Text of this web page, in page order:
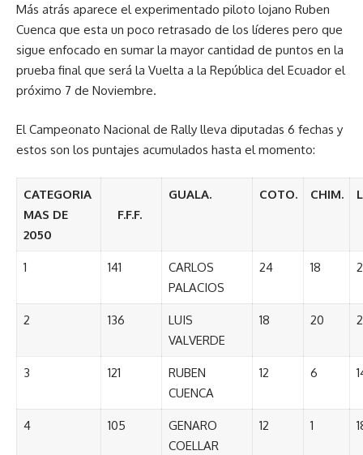
Más atrás aparece el experimentado piloto lojano Ruben
Cuenca que esta un poco retrasado de los líderes pero que
sigue enfocado en sumar la mayor cantidad de puntos en la
prueba final que será la Vuelta a la República del Ecuador el
próximo 7 de Noviembre.
El Campeonato Nacional de Rally lleva diputadas 6 fechas y
estos son los puntajes acumulados hasta el momento:
CATEGORIA
MAS DE
2050
F.F.F.
GUALA. COTO. CHIM.
1 141
CARLOS
PALACIOS
24 18
2 136
LUIS
VALVERDE
18 20
3 121
RUBEN
CUENCA
12 6
4 105
GENARO
COELLAR
12 1